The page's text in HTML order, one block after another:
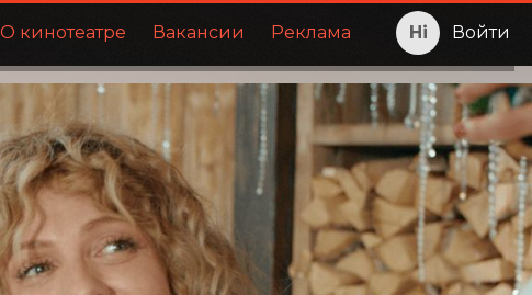
О кинотеатре Вакансии Реклама Войти